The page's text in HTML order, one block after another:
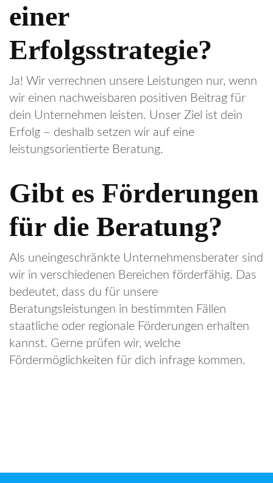
einer
Erfolgsstrategie?
Ja! Wir verrechnen unsere Leistungen nur, wenn
wir einen nachweisbaren positiven Beitrag für
dein Unternehmen leisten. Unser Ziel ist dein
Erfolg – deshalb setzen wir auf eine
leistungsorientierte Beratung.
Gibt es Förderungen
für die Beratung?
Als uneingeschränkte Unternehmensberater sind
wir in verschiedenen Bereichen förderfähig. Das
bedeutet, dass du für unsere
Beratungsleistungen in bestimmten Fällen
staatliche oder regionale Förderungen erhalten
kannst. Gerne prüfen wir, welche
Fördermöglichkeiten für dich infrage kommen.